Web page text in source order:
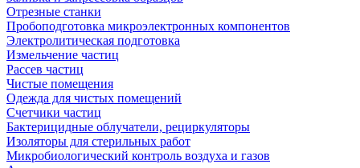
Отрезные станки
Пробоподготовка микроэлектронных компонентов
Электролитическая подготовка
Измельчение частиц
Рассев частиц
Чистые помещения
Одежда для чистых помещений
Счетчики частиц
Бактерицидные облучатели, рециркуляторы
Изоляторы для стерильных работ
Микробиологический контроль воздуха и газов